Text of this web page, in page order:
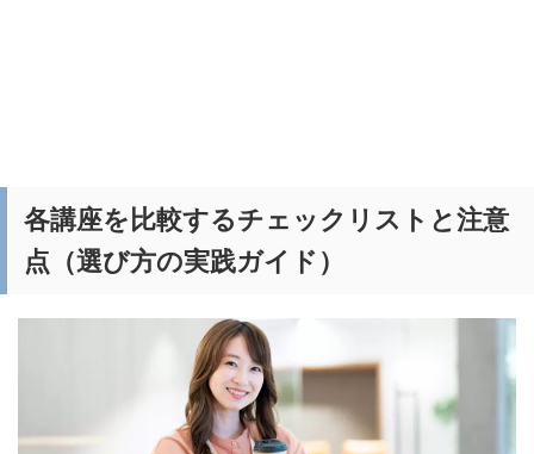
各講座を比較するチェックリストと注意
点（選び方の実践ガイド）